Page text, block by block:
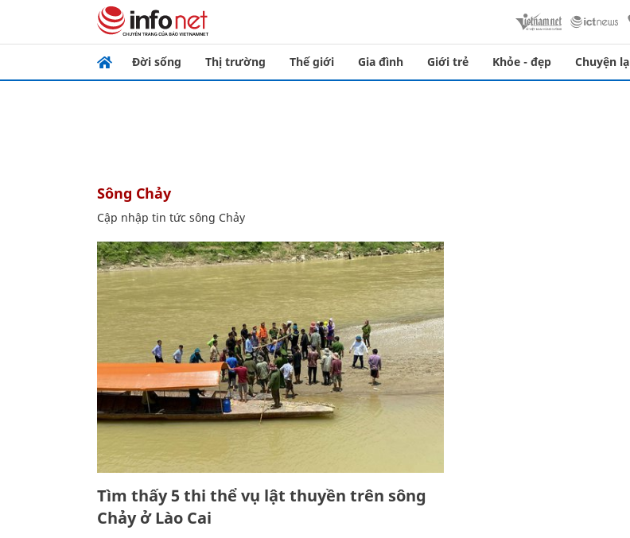
Đời sống Thị trường Thế giới Gia đình Giới trẻ Khỏe - đẹp Chuyện lạ
sông Chảy
Cập nhập tin tức sông Chảy
Tìm thấy 5 thi thể vụ lật thuyền trên sông
Chảy ở Lào Cai